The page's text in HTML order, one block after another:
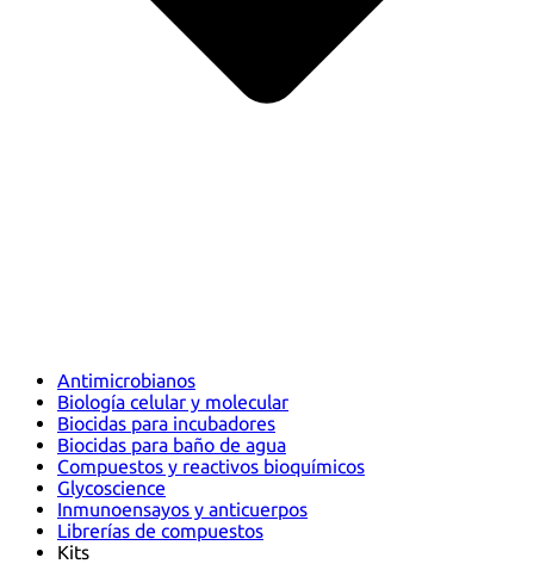
Antimicrobianos
Biología celular y molecular
Biocidas para incubadores
Biocidas para baño de agua
Compuestos y reactivos bioquímicos
Glycoscience
Inmunoensayos y anticuerpos
Librerías de compuestos
Kits